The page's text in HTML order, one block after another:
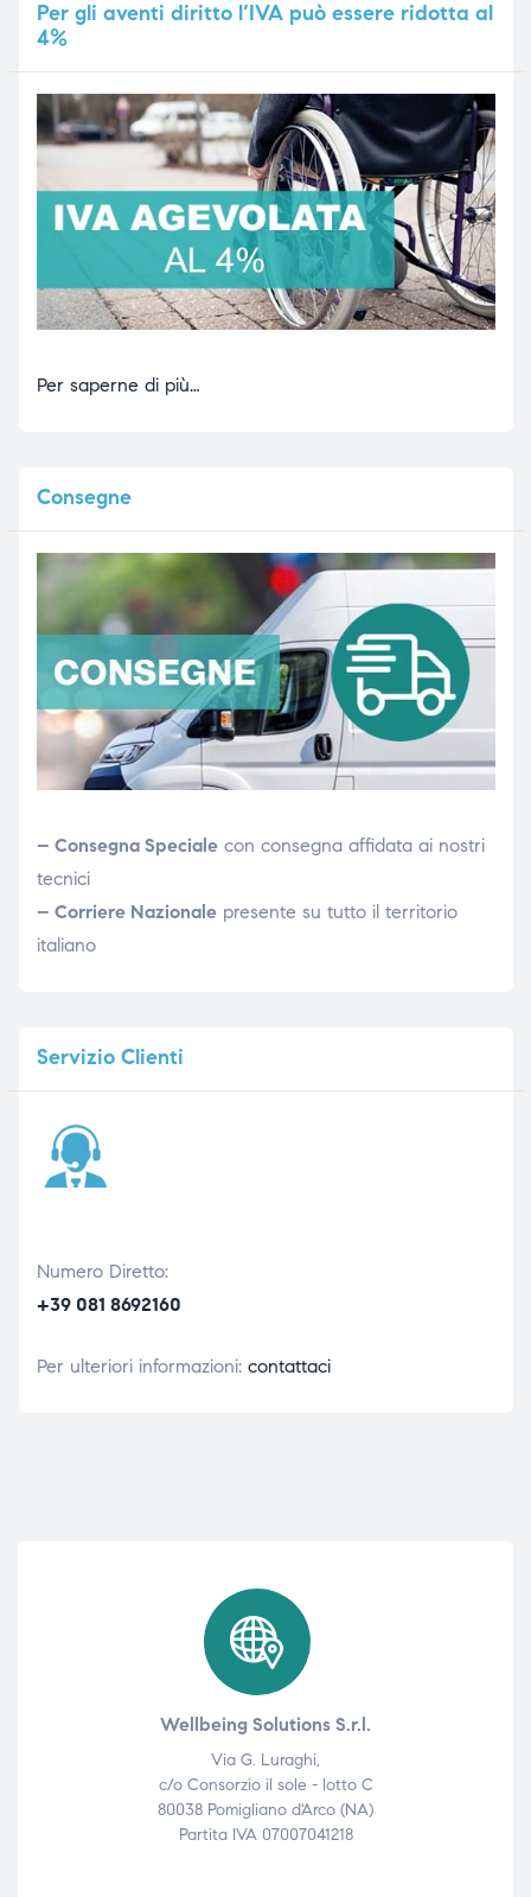
Pergli aventi diritto l’IVA può essere ridotta al
4%
Per saperne di più…
Consegne
– Consegna Specialecon consegna affidata ai nostri
tecnici
– Corriere Nazionalepresente su tutto il territorio
italiano
ServizioClienti
Numero Diretto:
+39 081 8692160
Per ulteriori informazioni: contattaci
Wellbeing Solutions S.r.l.
Via G. Luraghi,
c/o Consorzio il sole - lotto C
80038 Pomigliano d'Arco (NA)
Partita IVA 07007041218